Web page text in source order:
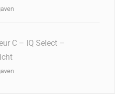
C – IQ Select –